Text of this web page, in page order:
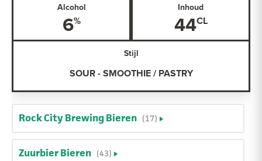
Alcohol
6
Inhoud
44
Stijl
SOUR - SMOOTHIE / PASTRY
Rock City Brewing Bieren (17)
Zuurbier Bieren (43)